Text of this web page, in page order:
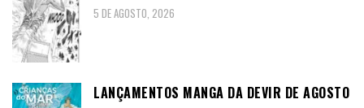
5 DE AGOSTO, 2026
LANÇAMENTOS MANGA DA DEVIR DE AGOSTO